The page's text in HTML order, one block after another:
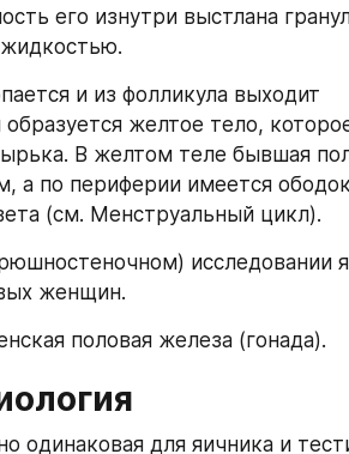
его изнутри выстлана
жидкостью.
и из фолликула выходит
образуется желтое тело,
В желтом теле бывшая
а по периферии имеется ободок
(см. Менструальный цикл).
исследовании
женщин.
половая железа (гонада).
одинаковая для яичника и